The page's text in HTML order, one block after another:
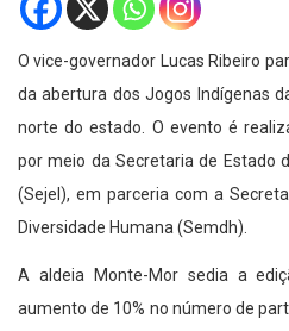
O vice-governador Lucas Ribeiro
da abertura dos Jogos Indígenas
norte do estado. O evento é
por meio da Secretaria de Estado
(Sejel), em parceria com a
Diversidade Humana (Semdh).
A aldeia Monte-Mor sedia a
aumento de 10% no número de